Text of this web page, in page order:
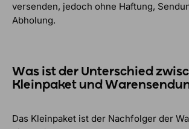
versenden, jedoch ohne Haftung,
Abholung.
Was ist der Unterschied
Kleinpaket und
Das Kleinpaket ist der Nachfolger der